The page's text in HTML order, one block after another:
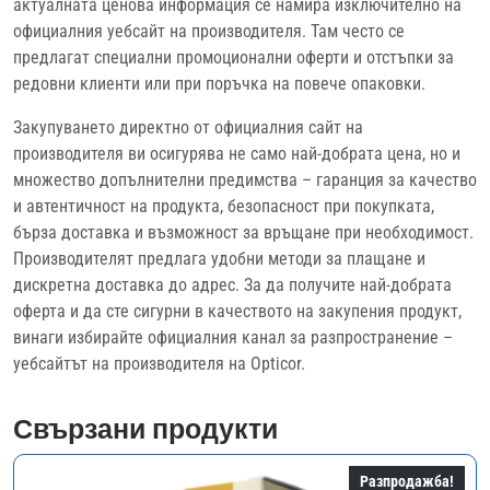
актуалната ценова информация се намира изключително на
официалния уебсайт на производителя. Там често се
предлагат специални промоционални оферти и отстъпки за
редовни клиенти или при поръчка на повече опаковки.
Закупуването директно от официалния сайт на
производителя ви осигурява не само най-добрата цена, но и
множество допълнителни предимства – гаранция за качество
и автентичност на продукта, безопасност при покупката,
бърза доставка и възможност за връщане при необходимост.
Производителят предлага удобни методи за плащане и
дискретна доставка до адрес. За да получите най-добрата
оферта и да сте сигурни в качеството на закупения продукт,
винаги избирайте официалния канал за разпространение –
уебсайтът на производителя на Opticor.
Свързани продукти
Разпродажба!